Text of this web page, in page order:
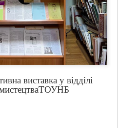
виставка у відділі
мистецтваТОУНБ